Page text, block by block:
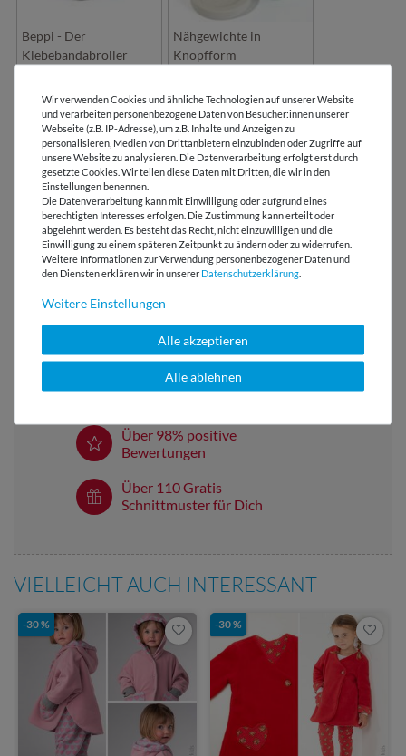
Beppi - Der
Klebebandabroller
Nähgewichte in
Knopfform
LIZENZHINWEISE
BEWERTUNGEN
HERSTELLERINFORMATIONEN
Versandkostenfrei ab 60 € -
Lieferung mit DHL
E-Mail Kundenservice
Über 98% positive
Bewertungen
Über 110 Gratis
Schnittmuster für Dich
VIELLEICHT AUCH INTERESSANT
-30 % -30 %
Wir verwenden Cookies und ähnliche Technologien auf unserer Website
und verarbeiten personenbezogene Daten von Besucher:innen unserer
Webseite (z.B. IP-Adresse), um z.B. Inhalte und Anzeigen zu
personalisieren, Medien von Drittanbietern einzubinden oder Zugriffe auf
unsere Website zu analysieren. Die Datenverarbeitung erfolgt erst durch
gesetzte Cookies. Wir teilen diese Daten mit Dritten, die wir in den
Einstellungen benennen.
Die Datenverarbeitung kann mit Einwilligung oder aufgrund eines
berechtigten Interesses erfolgen. Die Zustimmung kann erteilt oder
abgelehnt werden. Es besteht das Recht, nicht einzuwilligen und die
Einwilligung zu einem späteren Zeitpunkt zu ändern oder zu widerrufen.
Weitere Informationen zur Verwendung personenbezogener Daten und
den Diensten erklären wir in unserer Daten­schutz­erklärung
Weitere Einstellungen
Alle akzeptieren
Alle ablehnen